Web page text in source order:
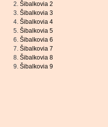
Šibalkovia 2
Šibalkovia 3
Šibalkovia 4
Šibalkovia 5
Šibalkovia 6
Šibalkovia 7
Šibalkovia 8
Šibalkovia 9